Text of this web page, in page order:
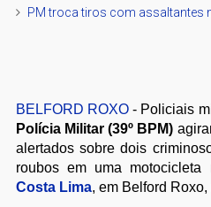
PM troca tiros com assaltantes
BELFORD ROXO - Policiais
Polícia Militar (39º BPM)
alertados sobre dois
roubos em uma motocicleta
Costa Lima, em Belford Roxo,